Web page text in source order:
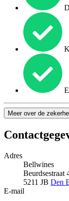
Meer over de
Adres
Bellwines
Beurdsestraat
5211 JB Den
E-mail